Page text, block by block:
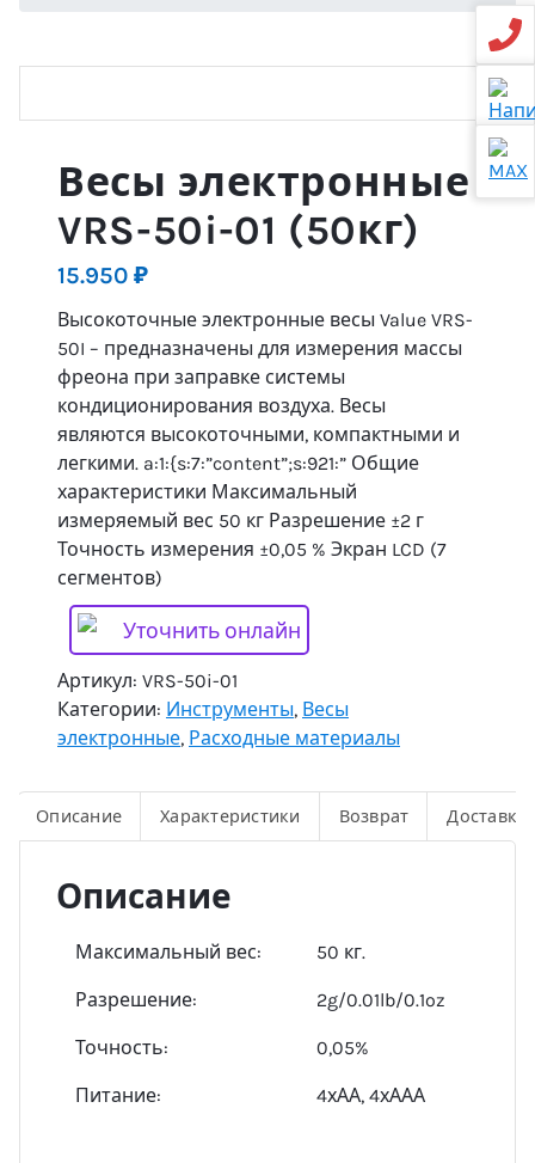
Весы электронные
VRS-50i-01 (50кг)
15.950 ₽
Высокоточные электронные весы Value VRS-
50I – предназначены для измерения массы
фреона при заправке системы
кондиционирования воздуха. Весы
являются высокоточными, компактными и
легкими. a:1:{s:7:”content”;s:921:” Общие
характеристики Максимальный
измеряемый вес 50 кг Разрешение ±2 г
Точность измерения ±0,05 % Экран LCD (7
сегментов)
Уточнить онлайн
Артикул: VRS-50i-01
Категории: Инструменты, Весы
электронные, Расходные материалы
Описание Характеристики Возврат Доставка
Описание
Максимальный вес: 50 кг.
Разрешение: 2g/0.01lb/0.1oz
Точность: 0,05%
Питание: 4хАА, 4хААА